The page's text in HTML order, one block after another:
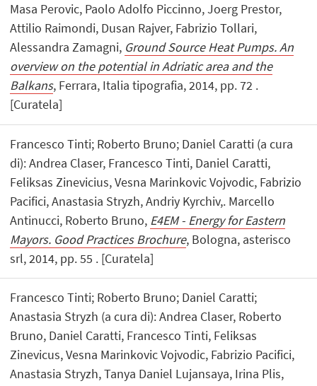
Masa Perovic, Paolo Adolfo Piccinno, Joerg Prestor,
Attilio Raimondi, Dusan Rajver, Fabrizio Tollari,
Alessandra Zamagni, Ground Source Heat Pumps. An
overview on the potential in Adriatic area and the
Balkans, Ferrara, Italia tipografia, 2014, pp. 72 .
[Curatela]
Francesco Tinti; Roberto Bruno; Daniel Caratti (a cura
di): Andrea Claser, Francesco Tinti, Daniel Caratti,
Feliksas Zinevicius, Vesna Marinkovic Vojvodic, Fabrizio
Pacifici, Anastasia Stryzh, Andriy Kyrchiv,. Marcello
Antinucci, Roberto Bruno, E4EM - Energy for Eastern
Mayors. Good Practices Brochure, Bologna, asterisco
srl, 2014, pp. 55 . [Curatela]
Francesco Tinti; Roberto Bruno; Daniel Caratti;
Anastasia Stryzh (a cura di): Andrea Claser, Roberto
Bruno, Daniel Caratti, Francesco Tinti, Feliksas
Zinevicus, Vesna Marinkovic Vojvodic, Fabrizio Pacifici,
Anastasia Stryzh, Tanya Daniel Lujansaya, Irina Plis,